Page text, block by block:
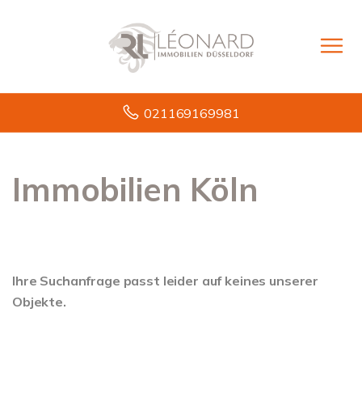
021169169981
Immobilien Köln
Ihre Suchanfrage passt leider auf keines unserer
Objekte.